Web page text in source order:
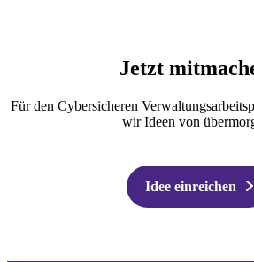
Jetzt
Für den Cybersicheren
wir Ideen von
Idee einreichen